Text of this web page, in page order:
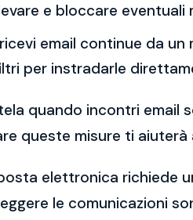
e bloccare eventuali
ricevi email continue da
per instradarle
quando incontri
queste misure ti aiuterà
elettronica richiede
le comunicazioni